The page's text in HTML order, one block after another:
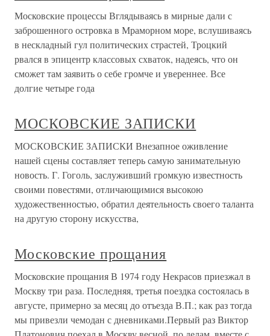
Московские процессы Вглядываясь в мирные дали с
заброшенного островка в Мраморном море, вслушиваясь
в нескладный гул политических страстей, Троцкий
рвался в эпицентр классовых схваток, надеясь, что он
сможет там заявить о себе громче и увереннее. Все
долгие четыре года
МОСКОВСКИЕ ЗАПИСКИ
МОСКОВСКИЕ ЗАПИСКИ Внезапное оживление
нашей сцены составляет теперь самую занимательную
новость. Г. Гоголь, заслуживший громкую известность
своими повестями, отличающимися высокою
художественностью, обратил деятельность своего таланта
на другую сторону искусства,
Московские прощания
Московские прощания В 1974 году Некрасов приезжал в
Москву три раза. Последняя, третья поездка состоялась в
августе, примерно за месяц до отъезда В.П.; как раз тогда
мы привезли чемодан с дневниками.Первый раз Виктор